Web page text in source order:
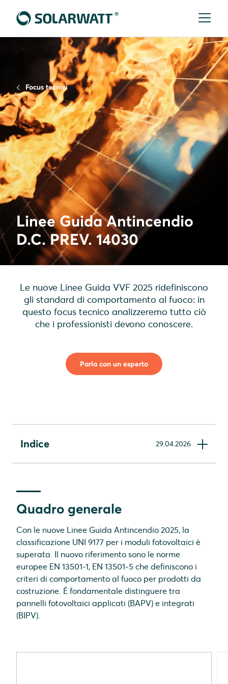
Focus tecnici
Linee Guida Antincendio
D.C. PREV. 14030
Le nuove Linee Guida VVF 2025 ridefiniscono
gli standard di comportamento al fuoco: in
questo focus tecnico analizzeremo tutto ciò
che i professionisti devono conoscere.
Parla con un esperto
Indice 29.04.2026
Per cominciare
Classi di sicurezza antincendio
Un confronto tra standard
Conformità ai nuovi standard
Glossario
Quadro generale
Con le nuove Linee Guida Antincendio 2025, la
classificazione UNI 9177 per i moduli fotovoltaici è
superata. Il nuovo riferimento sono le norme
europee EN 13501-1, EN 13501-5 che definiscono i
criteri di comportamento al fuoco per prodotti da
costruzione. È fondamentale distinguere tra
pannelli fotovoltaici applicati (BAPV) e integrati
(BIPV).